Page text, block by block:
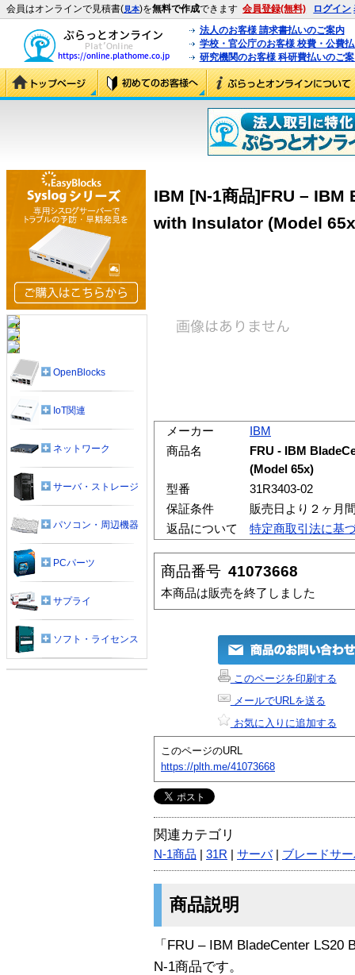
会員はオンラインで見積書(見本)を無料で作成できます 会員登録(無料) ログイン
法人のお客様 請求書払いのご案内
学校・官公庁のお客様 校費・公費
研究機関のお客様 科研費払いのご
IBM [N-1商品]FRU –
with Insulator (Model
メーカー
IBM
商品名
FRU - IBM
(Model 65x)
型番
31R3403-02
保証条件
販売日より２ヶ月
返品について
特定商取引法に基
商品番号 41073668
本商品は販売を終了しました
このページを印刷する
メールでURLを送る
お気に入りに追加する
このページのURL
https://plth.me/41073668
関連カテゴリ
N-1商品 31R サーバ| ブレードサ
商品説明
「FRU – IBM BladeCenter
N-1商品です。
OpenBlocks
IoT関連
ネットワーク
サーバ・ストレージ
パソコン・周辺機器
PCパーツ
サプライ
ソフト・ライセンス